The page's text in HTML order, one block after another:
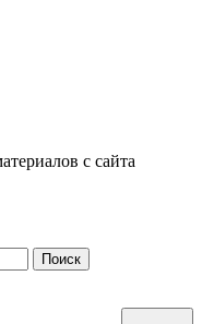
с сайта
Поиск